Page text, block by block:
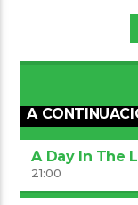
A
A Day In The
21:00